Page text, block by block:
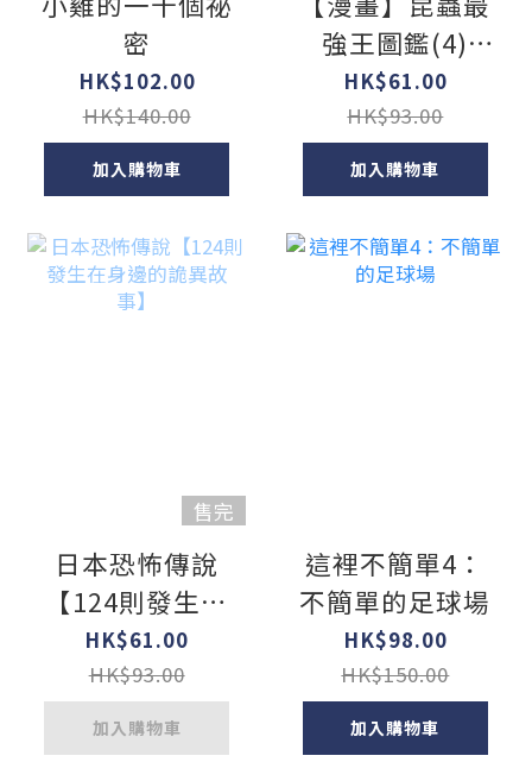
密
HK$102.00
HK$140.00
加入購物車
強王圖鑑(4)
（混亂的第二輪
戰鬥結束，準決
賽對戰者確
認！）
HK$61.00
HK$93.00
加入購物車
售完
日本恐怖傳說
【124則發生在
身邊的詭異故
事】
HK$61.00
HK$93.00
加入購物車
這裡不簡單4：
不簡單的足球場
HK$98.00
HK$150.00
加入購物車